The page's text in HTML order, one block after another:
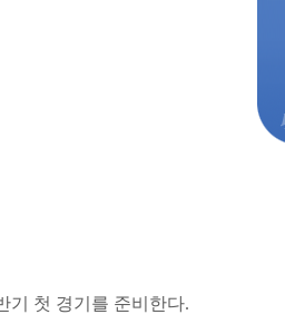
기 첫 경기를 준비한다.